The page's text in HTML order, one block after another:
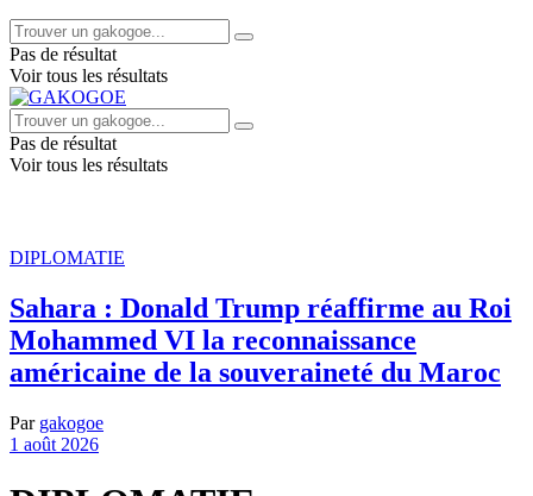
Pas de résultat
Voir tous les résultats
Pas de résultat
Voir tous les résultats
DIPLOMATIE
Sahara : Donald Trump réaffirme au Roi
Mohammed VI la reconnaissance
américaine de la souveraineté du Maroc
Par gakogoe
1 août 2026